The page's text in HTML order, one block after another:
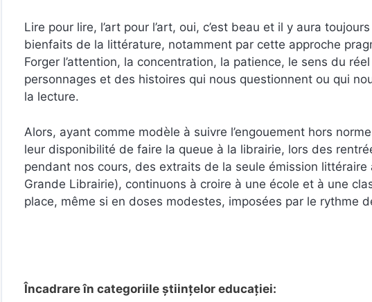
Lire pour lire, l’art pour l’art, oui, c’est beau et il y aura
bienfaits de la littérature, notamment par cette approche
Forger l’attention, la concentration, la patience, le sens du
personnages et des histoires qui nous questionnent ou qui
la lecture.
Alors, ayant comme modèle à suivre l’engouement hors
leur disponibilité de faire la queue à la librairie, lors des
pendant nos cours, des extraits de la seule émission
Grande Librairie), continuons à croire à une école et à une
place, même si en doses modestes, imposées par le rythme
Încadrare în categoriile științelor educației: